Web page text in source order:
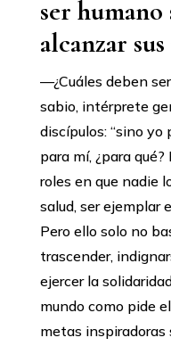
ser humano
alcanzar sus
—¿Cuáles deben
sabio, intérprete
discípulos: “sino yo
para mí, ¿para
roles en que nadie
salud, ser ejemplar
Pero ello solo no
trascender,
ejercer la
mundo como pide
metas inspiradoras